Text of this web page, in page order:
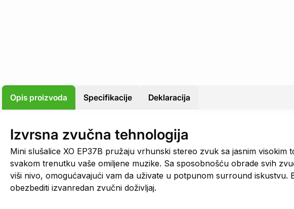
Opis proizvoda Specifikacije Deklaracija
Izvrsna zvučna tehnologija
Mini slušalice XO EP37B pružaju vrhunski stereo zvuk sa jasnim
svakom trenutku vaše omiljene muzike. Sa sposobnošću obrade svih
viši nivo, omogućavajući vam da uživate u potpunom surround iskustvu.
obezbediti izvanredan zvučni doživljaj.